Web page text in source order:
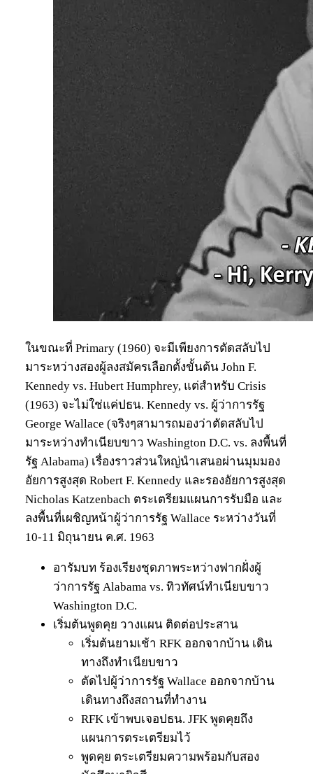
ในขณะที่ Primary (1960) จะมีเพียงการตัดสลับไป
มาระหว่างสองผู้ลงสมัครเลือกตั้งขั้นต้น John F.
Kennedy vs. Hubert Humphrey, แต่สำหรับ Crisis
(1963) จะไม่ใช่แค่ปธน. Kennedy vs. ผู้ว่าการรัฐ
George Wallace (จริงๆสามารถมองว่าตัดสลับไป
มาระหว่างทำเนียบขาว Washington D.C. vs. ลงพื้นที่
รัฐ Alabama) เรื่องราวส่วนใหญ่นำเสนอผ่านมุมมอง
อัยการสูงสุด Robert F. Kennedy และรองอัยการสูงสุด
Nicholas Katzenbach ตระเตรียมแผนการรับมือ และ
ลงพื้นที่เผชิญหน้าผู้ว่าการรัฐ Wallace ระหว่างวันที่
10-11 มิถุนายน ค.ศ. 1963
อารัมบท ร้องเรียงชุดภาพระหว่างฟากฝั่งผู้
ว่าการรัฐ Alabama vs. ทิวทัศน์ทำเนียบขาว
Washington D.C.
เริ่มต้นพูดคุย วางแผน ติดต่อประสาน
เริ่มต้นยามเช้า RFK ออกจากบ้าน เดิน
ทางถึงทำเนียบขาว
ตัดไปผู้ว่าการรัฐ Wallace ออกจากบ้าน
เดินทางถึงสถานที่ทำงาน
RFK เข้าพบเจอปธน. JFK พูดคุยถึง
แผนการตระเตรียมไว้
พูดคุย ตระเตรียมความพร้อมกับสอง